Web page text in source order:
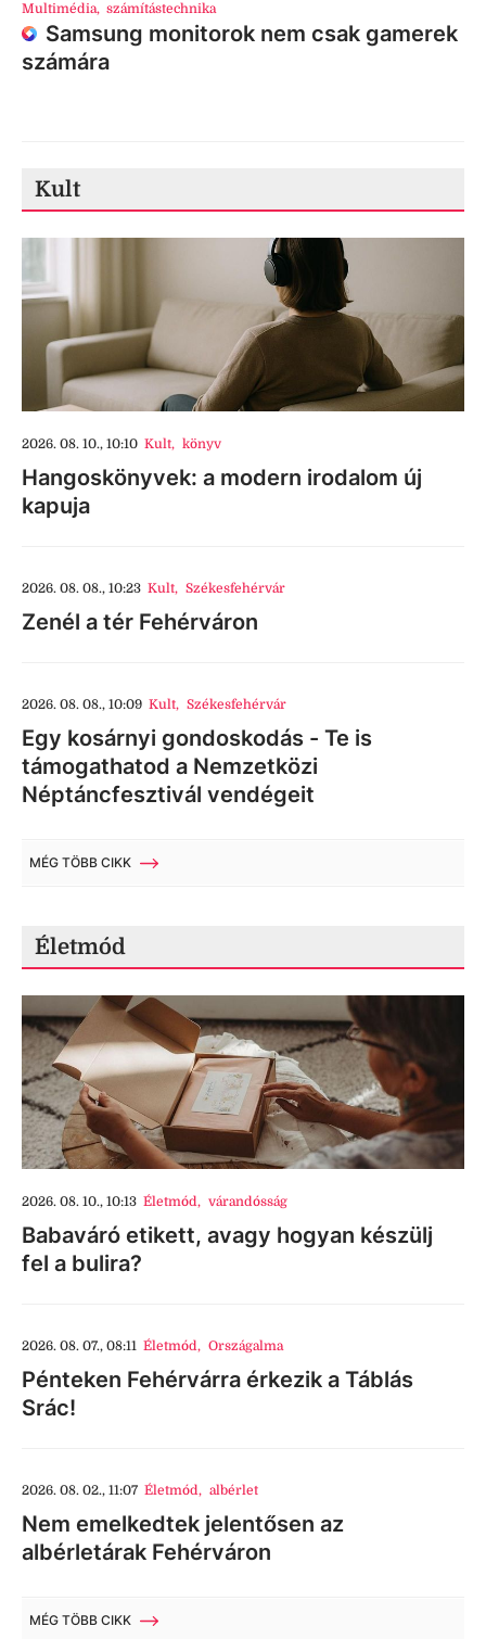
Multimédia, számítástechnika
Samsung monitorok nem csak gamerek
számára
Kult
2026. 08. 10., 10:10 Kult, könyv
Hangoskönyvek: a modern irodalom új
kapuja
2026. 08. 08., 10:23 Kult, Székesfehérvár
Zenél a tér Fehérváron
2026. 08. 08., 10:09 Kult, Székesfehérvár
Egy kosárnyi gondoskodás - Te is
támogathatod a Nemzetközi
Néptáncfesztivál vendégeit
MÉG TÖBB CIKK
Életmód
2026. 08. 10., 10:13 Életmód, várandósság
Babaváró etikett, avagy hogyan készülj
fel a bulira?
2026. 08. 07., 08:11 Életmód, Országalma
Pénteken Fehérvárra érkezik a Táblás
Srác!
2026. 08. 02., 11:07 Életmód, albérlet
Nem emelkedtek jelentősen az
albérletárak Fehérváron
MÉG TÖBB CIKK